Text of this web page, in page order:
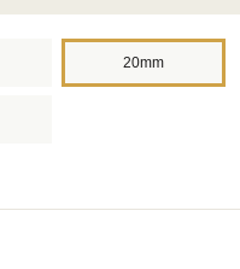
20mm